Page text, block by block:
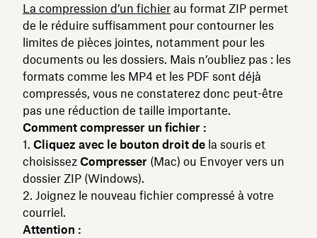
La compression d’un fichier au format ZIP permet
de le réduire suffisamment pour contourner les
limites de pièces jointes, notamment pour les
documents ou les dossiers. Mais n’oubliez pas : les
formats comme les MP4 et les PDF sont déjà
compressés, vous ne constaterez donc peut-être
pas une réduction de taille importante.
Comment compresser un fichier :
Cliquez avec le bouton droit de la souris et
choisissez Compresser (Mac) ou Envoyer vers un
dossier ZIP (Windows).
Joignez le nouveau fichier compressé à votre
courriel.
Attention :